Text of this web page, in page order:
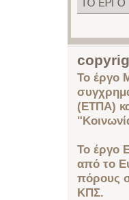
Το έργο
(ΕΤΠΑ)
Το έργο
από το
πόρους
ΚΠΣ.